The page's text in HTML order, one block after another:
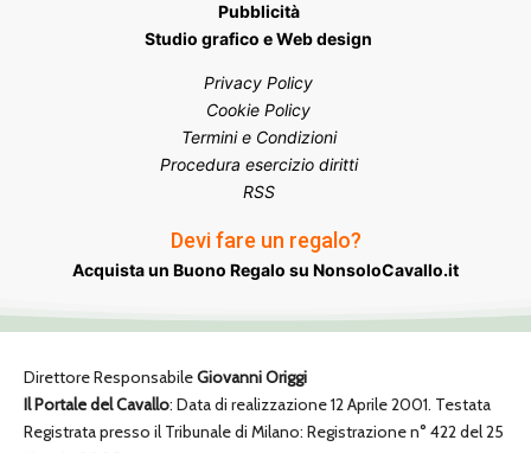
Pubblicità
Studio grafico e Web design
Privacy Policy
Cookie Policy
Termini e Condizioni
Procedura esercizio diritti
RSS
Devi fare un regalo?
Acquista un Buono Regalo su NonsoloCavallo.it
Direttore ResponsabileGiovanni Origgi
Il Portale del Cavallo: Data di realizzazione 12 Aprile 2001. Testata
Registrata presso il Tribunale di Milano: Registrazione n° 422 del 25